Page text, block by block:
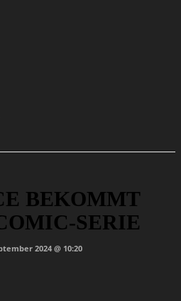
BEKOMMT
SERIE
2024 @ 10:20